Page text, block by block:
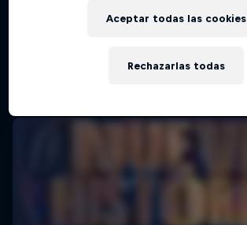
Rechazarlas todas
Aceptar todas las cookies